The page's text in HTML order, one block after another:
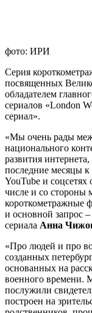
фото: ИРИ
Серия
посвященных
обладателем
сериалов «London
сериал».
«Мы очень рады
национального
развития
последние месяцы
YouTube и
числе и со стороны
короткометражные
и основной запрос
сериала Анна
«Про людей и про
созданных
основанных на
военного времени.
послужили
построен на